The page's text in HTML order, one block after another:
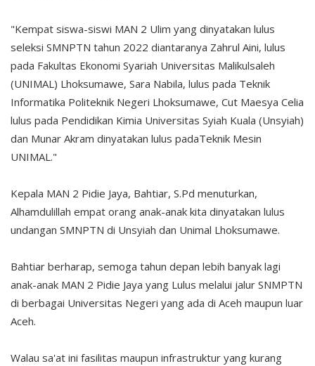
"Kempat siswa-siswi MAN 2 Ulim yang dinyatakan lulus
seleksi SMNPTN tahun 2022 diantaranya Zahrul Aini, lulus
pada Fakultas Ekonomi Syariah Universitas Malikulsaleh
(UNIMAL) Lhoksumawe, Sara Nabila, lulus pada Teknik
Informatika Politeknik Negeri Lhoksumawe, Cut Maesya Celia
lulus pada Pendidikan Kimia Universitas Syiah Kuala (Unsyiah)
dan Munar Akram dinyatakan lulus padaTeknik Mesin
UNIMAL."
Kepala MAN 2 Pidie Jaya, Bahtiar, S.Pd menuturkan,
Alhamdulillah empat orang anak-anak kita dinyatakan lulus
undangan SMNPTN di Unsyiah dan Unimal Lhoksumawe.
Bahtiar berharap, semoga tahun depan lebih banyak lagi
anak-anak MAN 2 Pidie Jaya yang Lulus melalui jalur SNMPTN
di berbagai Universitas Negeri yang ada di Aceh maupun luar
Aceh.
Walau sa'at ini fasilitas maupun infrastruktur yang kurang